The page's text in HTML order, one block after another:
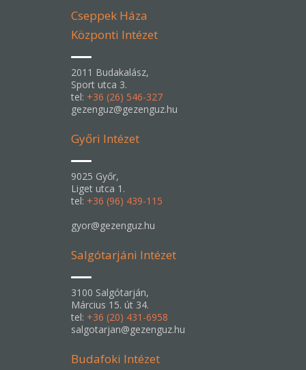
Cseppek Háza
Központi Intézet
2011 Budakalász,
Sport utca 3.
tel: +36 (26) 546-327
gezenguz@gezenguz.hu
Győri Intézet
9025 Győr,
Liget utca 1.
tel: +36 (96) 439-115
gyor@gezenguz.hu
Salgótarjáni Intézet
3100 Salgótarján,
Március 15. út 34.
tel: +36 (20) 431-6958
salgotarjan@gezenguz.hu
Budafoki Intézet